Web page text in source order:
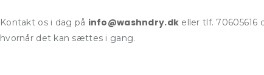
Kontakt os i dag på info@washndry.dk eller tlf. 70605616
hvornår det kan sættes i gang.